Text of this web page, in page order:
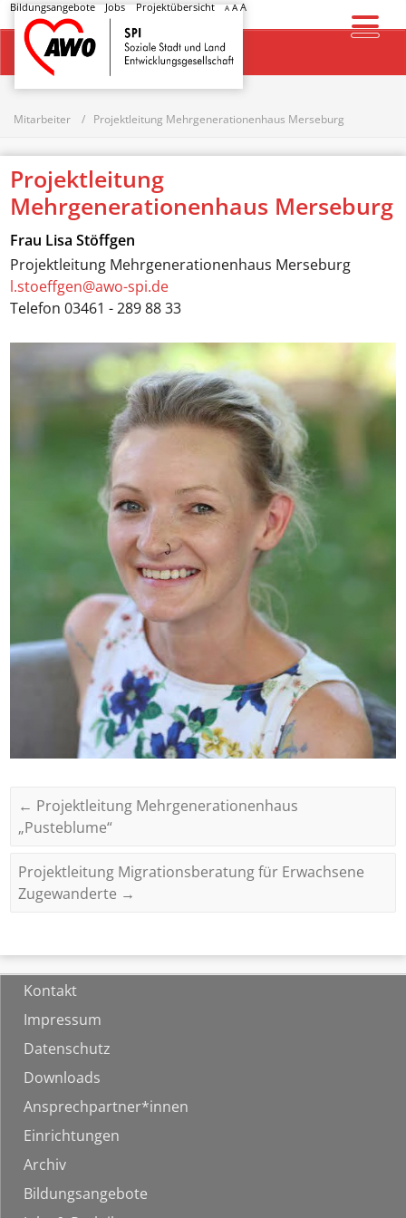
Bildungsangebote Jobs Projektübersicht A AA
Startseite
Mitarbeiter Projektleitung Mehrgenerationenhaus Merseburg
Projektleitung
Mehrgenerationenhaus Merseburg
Frau Lisa Stöffgen
Projektleitung Mehrgenerationenhaus Merseburg
l.stoeffgen@awo-spi.de
Telefon03461 - 289 88 33
← Projektleitung Mehrgenerationenhaus
„Pusteblume“
Projektleitung Migrationsberatung für Erwachsene
Zugewanderte →
Kontakt
Impressum
Datenschutz
Downloads
Ansprechpartner*innen
Einrichtungen
Archiv
Bildungsangebote